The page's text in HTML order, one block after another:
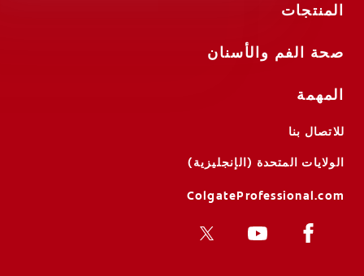
المنتجات
صحة الفم والأسنان
المهمة
للاتصال بنا
الولايات المتحدة (الإنجليزية)
ColgateProfessional.com